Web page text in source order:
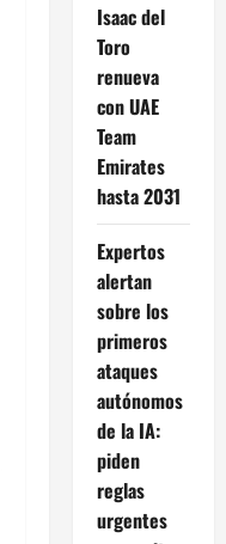
Isaac del
Toro
renueva
con UAE
Team
Emirates
hasta 2031
Expertos
alertan
sobre los
primeros
ataques
autónomos
de la IA:
piden
reglas
urgentes